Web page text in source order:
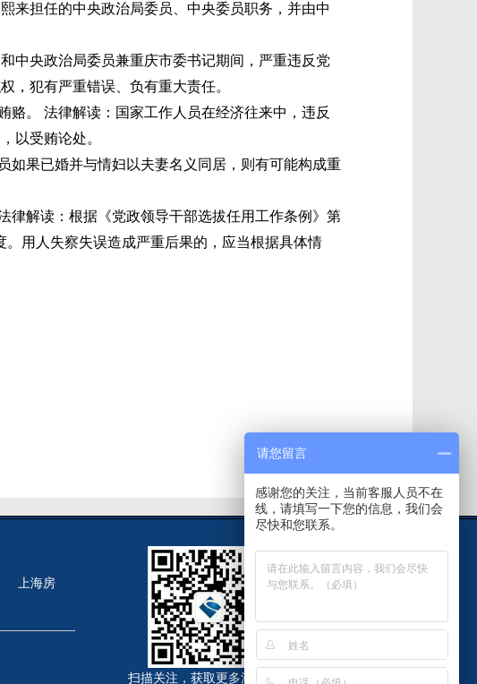
来担任的中央政治局委员、中央委员职务，并由中
中央政治局委员兼重庆市委书记期间，严重违反党
，犯有严重错误、负有重大责任。
。 法律解读：国家工作人员在经济往来中，违反
以受贿论处。
果已婚并与情妇以夫妻名义同居，则有可能构成重
解读：根据《党政领导干部选拔任用工作条例》第
用人失察失误造成严重后果的，应当根据具体情
上海房
扫描关注，获取更多法律资讯
请您留言
感谢您的关注，当前客服人员不在
线，请填写一下您的信息，我们会
尽快和您联系。